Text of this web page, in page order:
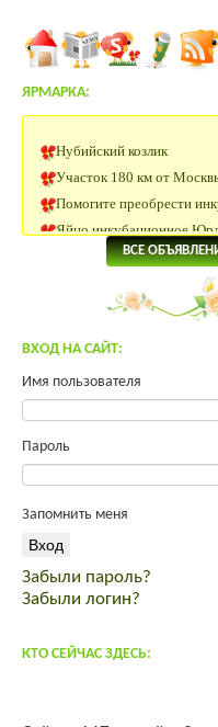
ЯРМАРКА:
Нубийский козлик
Участок 180 км от Москвы
Помогите преобрести
Яйцо инкубационное
Продам молодых
Щенки тибетского мастифа
Инкубационное яйцо
Индейка от производителя
продам мясо кролика
спас от вздутия живота
корма для интенсивного
Красный тибетский
Барневельдер,
Предлагаем
продам коз.
ВСЕ
ВХОД НА САЙТ:
Имя пользователя
Пароль
Запомнить меня
Забыли пароль?
Забыли логин?
КТО СЕЙЧАС ЗДЕСЬ: